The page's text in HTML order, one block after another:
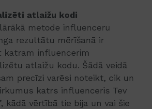
atlaižu kodi
metode influenceru
rezultātu mērīšanā ir
katram influencerim
atlaižu kodu. Šādā veidā
precīzi varēsi noteikt, cik un
katrs influenceris Tev
kādā vērtībā tie bija un vai šie